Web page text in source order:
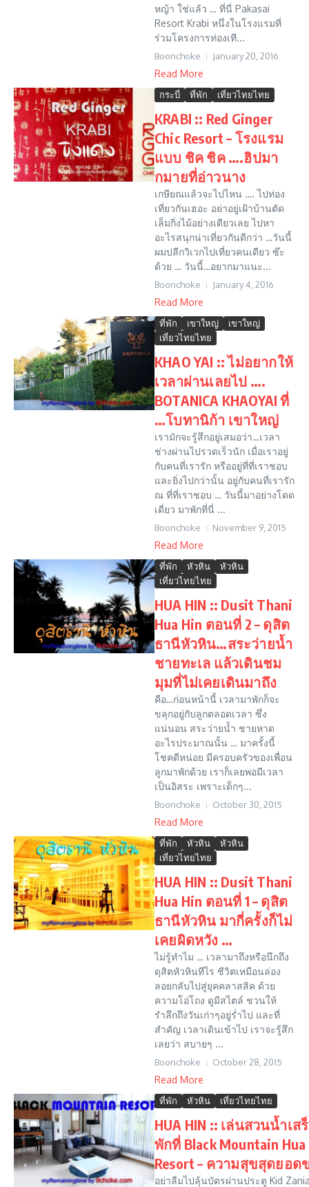
หญ้า ใช่แล้ว … ที่นี่ Pakasai
Resort Krabi หนึ่งในโรงแรมที่
ร่วมโครงการท่องเที...
Boonchoke January 20, 2016
Read More
กระบี่ ที่พัก เที่ยวไทยไทย
KRABI :: Red Ginger
Chic Resort – โรงแรม
แบบ ชิค ชิค ….ฮิปมา
กมายที่อ่าวนาง
เกษียณแล้วจะไปไหน …. ไปท่อง
เที่ยวกันเฮอะ อย่าอยู่เฝ้าบ้านตัด
เล็มกิ่งไม้อย่างเดียวเลย ไปหา
อะไรสนุกน่าเที่ยวกันดีกว่า …วันนี้
ผมปลีกวิเวกไปเที่ยวคนเดียว ซ๊ะ
ด้วย … วันนี้…อยากมาแนะ...
Boonchoke January 4, 2016
Read More
ที่พัก เขาใหญ่
เขาใหญ่
เที่ยวไทยไทย
KHAO YAI :: ไม่อยากให้
เวลาผ่านเลยไป ….
BOTANICA KHAOYAI ที่
…โบทานิก้า เขาใหญ่
เรามักจะรู้สึกอยู่เสมอว่า…เวลา
ช่างผ่านไปรวดเร็วนัก เมื่อเราอยู่
กับคนที่เรารัก หรืออยู่ที่ที่เราชอบ
และยิ่งไปกว่านั้น อยู่กับคนที่เรารัก
ณ ที่ที่เราชอบ … วันนี้มาอย่างโดด
เดี่ยว มาพักที่นี่ ...
Boonchoke November 9, 2015
Read More
ที่พัก หัวหิน
หัวหิน
เที่ยวไทยไทย
HUA HIN :: Dusit Thani
Hua Hin ตอนที่ 2 – ดุสิต
ธานีหัวหิน…สระว่ายน้ำ
ชายทะเล แล้วเดินชม
มุมที่ไม่เคยเดินมาถึง
คือ…ก่อนหน้านี้ เวลามาพักก็จะ
ขลุกอยู่กับลูกตลอดเวลา ซึ่ง
แน่นอน สระว่ายน้ำ ชายหาด
อะไรประมาณนั้น … มาครั้งนี้
โชคดีหน่อย มีครอบครัวของเพื่อน
ลูกมาพักด้วย เราก็เลยพอมีเวลา
เป็นอิสระ เพราะเด็กๆ...
Boonchoke October 30, 2015
Read More
ที่พัก หัวหิน
หัวหิน
เที่ยวไทยไทย
HUA HIN :: Dusit Thani
Hua Hin ตอนที่ 1 – ดุสิต
ธานีหัวหิน มากี่ครั้งก็ไม่
เคยผิดหวัง …
ไม่รู้ทำไม … เวลามาถึงหรือนึกถึง
ดุสิตหัวหินทีไร ชีวิตเหมือนล่อง
ลอยกลับไปสู่ยุคคลาสสิค ด้วย
ความโอ่โถง ดูมีสไตล์ ชวนให้
รำลึกถึงวันเก่าๆอยู่ร่ำไป และที่
สำคัญ เวลาเดินเข้าไป เราจะรู้สึก
เลยว่า สบายๆ ...
Boonchoke October 28, 2015
Read More
ที่พัก หัวหิน เที่ยวไทยไทย
HUA HIN :: เล่นสวนน้ำเส
พักที่ Black Mountain Hua
Resort – ความสุขสุดยอด
อย่าลืมไปลุ้นบัตรผ่านประตู Kid